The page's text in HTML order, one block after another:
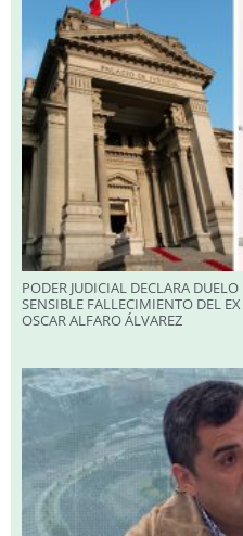
PODER JUDICIAL DECLARA
SENSIBLE FALLECIMIENTO DEL
OSCAR ALFARO ÁLVAREZ